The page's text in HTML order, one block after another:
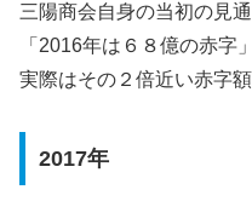
三陽商会自身の当初の見
「2016年は６８億の赤字
実際はその２倍近い赤字額
2017年